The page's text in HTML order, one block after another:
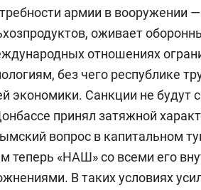
армии в вооружении
оживает
отношениях
без чего республике
экономики. Санкции не
принял затяжной
вопрос в капитальном
теперь «НАШ» со всеми его
В таких условиях